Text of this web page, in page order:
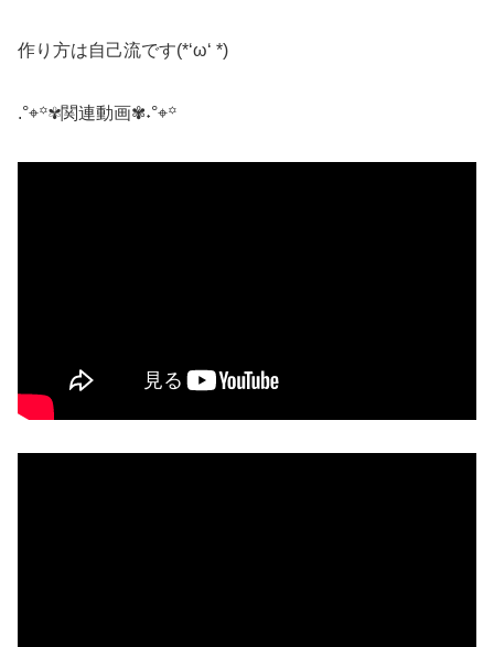
作り方は自己流です(*‘ω‘ *)
.°⌖꙳✾関連動画✾˖°⌖꙳